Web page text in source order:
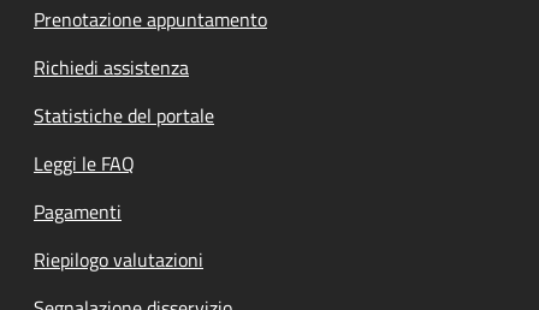
Prenotazione appuntamento
Richiedi assistenza
Statistiche del portale
Leggi le FAQ
Pagamenti
Riepilogo valutazioni